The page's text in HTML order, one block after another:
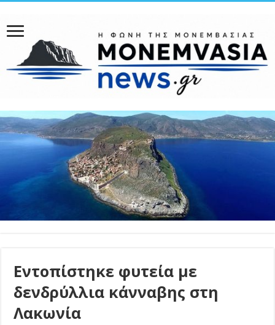
Εντοπίστηκε φυτεία με
δενδρύλλια κάνναβης στη
Λακωνία